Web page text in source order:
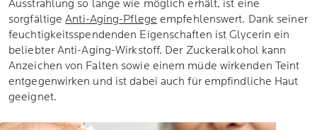
Ausstrahlung so lange wie möglich erhält, ist eine
sorgfältigeAnti-Aging-Pflege empfehlenswert. Dank seiner
feuchtigkeitsspendenden Eigenschaften ist Glycerin ein
beliebter Anti-Aging-Wirkstoff. Der Zuckeralkohol kann
Anzeichen von Falten sowie einem müde wirkenden Teint
entgegenwirken und ist dabei auch für empfindliche Haut
geeignet.